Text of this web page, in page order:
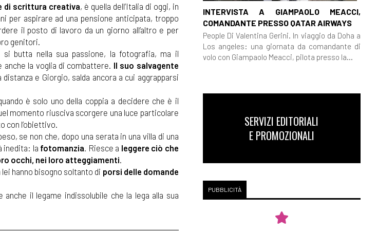
di scrittura creativa, è quella dell’Italia di oggi, in
per aspirare ad una pensione anticipata, troppo
il posto di lavoro da un giorno all’altro e per
genitori.
butta nella sua passione, la fotografia, ma il
la voglia di combattere. Il suo salvagente
e Giorgio, salda ancora a cui aggrapparsi
è solo uno della coppia a decidere che è il
momento riusciva scorgere una luce particolare
con l’obiettivo.
se non che, dopo una serata in una villa di una
inedita: la fotomanzia . Riesce a leggere ciò che
occhi, nei loro atteggiamenti
hanno bisogno soltanto di porsi delle domande
il legame indissolubile che la lega alla sua
INTERVISTA A GIAMPAOLO MEACCI,
COMANDANTE PRESSO QATAR AIRWAYS
People Di Valentina Gerini. In viaggio da Doha a
Los angeles: una giornata da comandante di
volo con Giampaolo Meacci, pilota presso la...
SERVIZI EDITORIALI
E PROMOZIONALI
PUBBLICITÀ